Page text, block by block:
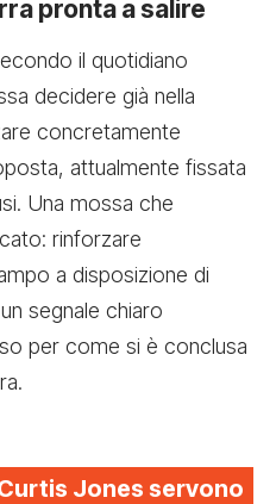
pronta a salire
il quotidiano
decidere già nella
concretamente
attualmente fissata
Una mossa che
rinforzare
a disposizione di
segnale chiaro
per come si è conclusa
Jones servono